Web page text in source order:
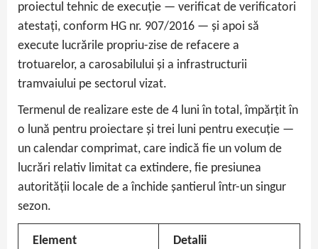
proiectul tehnic de execuție — verificat de verificatori
atestați, conform HG nr. 907/2016 — și apoi să
execute lucrările propriu-zise de refacere a
trotuarelor, a carosabilului și a infrastructurii
tramvaiului pe sectorul vizat.
Termenul de realizare este de 4 luni în total, împărțit în
o lună pentru proiectare și trei luni pentru execuție —
un calendar comprimat, care indică fie un volum de
lucrări relativ limitat ca extindere, fie presiunea
autorității locale de a închide șantierul într-un singur
sezon.
Element Detalii